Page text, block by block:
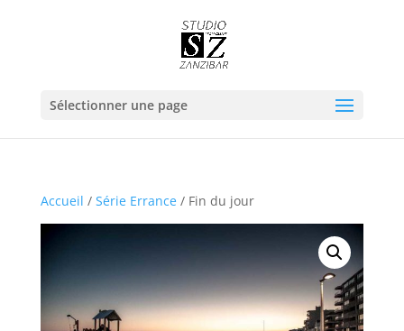
Sélectionner une page
Accueil / Série Errance/ Fin du jour